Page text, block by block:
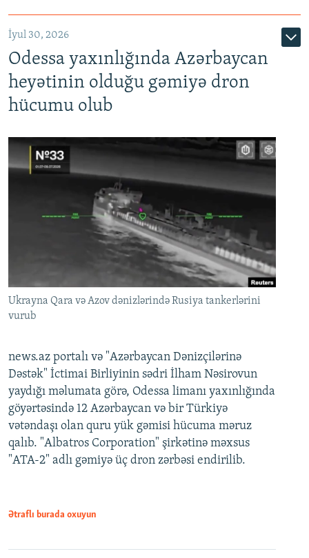
İyul 30, 2026
Odessa yaxınlığında Azərbaycan
heyətinin olduğu gəmiyə dron
hücumu olub
Ukrayna Qara və Azov dənizlərində Rusiya tankerlərini
vurub
news.az portalı və "Azərbaycan Dənizçilərinə
Dəstək" İctimai Birliyinin sədri İlham Nəsirovun
yaydığı məlumata görə, Odessa limanı yaxınlığında
göyərtəsində 12 Azərbaycan və bir Türkiyə
vətəndaşı olan quru yük gəmisi hücuma məruz
qalıb. "Albatros Corporation" şirkətinə məxsus
"ATA-2" adlı gəmiyə üç dron zərbəsi endirilib.
Ətraflı burada oxuyun